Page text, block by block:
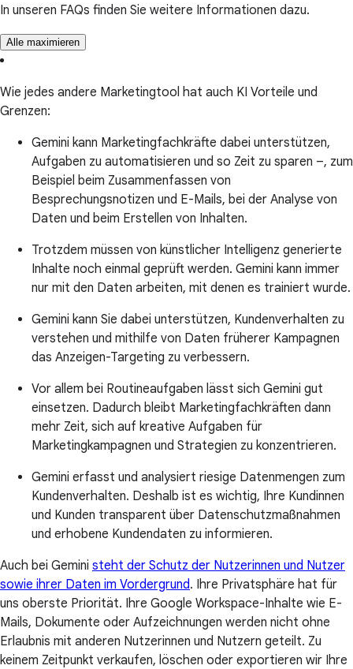
In unseren FAQs finden Sie weitere Informationen dazu.
Alle maximieren
Wie jedes andere Marketingtool hat auch KI Vorteile und
Grenzen:
Gemini kann Marketingfachkräfte dabei unterstützen,
Aufgaben zu automatisieren und so Zeit zu sparen –, zum
Beispiel beim Zusammenfassen von
Besprechungsnotizen und E-Mails, bei der Analyse von
Daten und beim Erstellen von Inhalten.
Trotzdem müssen von künstlicher Intelligenz generierte
Inhalte noch einmal geprüft werden. Gemini kann immer
nur mit den Daten arbeiten, mit denen es trainiert wurde.
Gemini kann Sie dabei unterstützen, Kundenverhalten zu
verstehen und mithilfe von Daten früherer Kampagnen
das Anzeigen-Targeting zu verbessern.
Vor allem bei Routineaufgaben lässt sich Gemini gut
einsetzen. Dadurch bleibt Marketingfachkräften dann
mehr Zeit, sich auf kreative Aufgaben für
Marketingkampagnen und Strategien zu konzentrieren.
Gemini erfasst und analysiert riesige Datenmengen zum
Kundenverhalten. Deshalb ist es wichtig, Ihre Kundinnen
und Kunden transparent über Datenschutzmaßnahmen
und erhobene Kundendaten zu informieren.
Auch bei Gemini steht der Schutz der Nutzerinnen und Nutzer
sowie ihrer Daten im Vordergrund. Ihre Privatsphäre hat für
uns oberste Priorität. Ihre Google Workspace-Inhalte wie E-
Mails, Dokumente oder Aufzeichnungen werden nicht ohne
Erlaubnis mit anderen Nutzerinnen und Nutzern geteilt. Zu
keinem Zeitpunkt verkaufen, löschen oder exportieren wir Ihre